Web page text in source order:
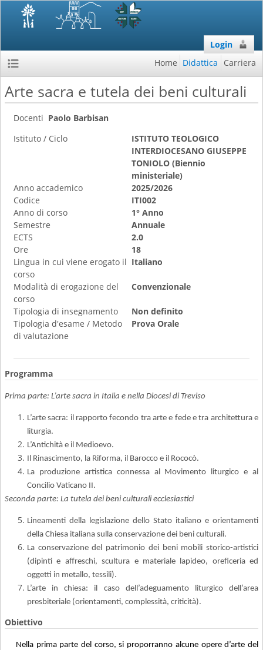
Login
Home Didattica Carriera
Arte sacra e tutela dei beni culturali
Docenti Paolo Barbisan
Istituto / Ciclo
ISTITUTO TEOLOGICO
INTERDIOCESANO GIUSEPPE
TONIOLO (Biennio
ministeriale)
Anno accademico
2025/2026
Codice
ITI002
Anno di corso
1° Anno
Semestre
Annuale
ECTS
2.0
Ore
18
Lingua in cui viene erogato il
corso
Italiano
Modalità di erogazione del
corso
Convenzionale
Tipologia di insegnamento
Non definito
Tipologia d'esame / Metodo
di valutazione
Prova Orale
Programma
Prima parte: L’arte sacra in Italia e nella Diocesi di Treviso
L’arte sacra: il rapporto fecondo tra arte e fede e tra architettura e
liturgia.
L’Antichità e il Medioevo.
Il Rinascimento, la Riforma, il Barocco e il Rococò.
La produzione artistica connessa al Movimento liturgico e al
Concilio Vaticano II.
Seconda parte: La tutela dei beni culturali ecclesiastici
Lineamenti della legislazione dello Stato italiano e orientamenti
della Chiesa italiana sulla conservazione dei beni culturali.
La conservazione del patrimonio dei beni mobili storico-artistici
(dipinti e affreschi, scultura e materiale lapideo, oreficeria ed
oggetti in metallo, tessili).
L’arte in chiesa: il caso dell’adeguamento liturgico dell’area
presbiteriale (orientamenti, complessità, criticità).
Obiettivo
Nella prima parte del corso, si proporranno alcune opere d’arte del